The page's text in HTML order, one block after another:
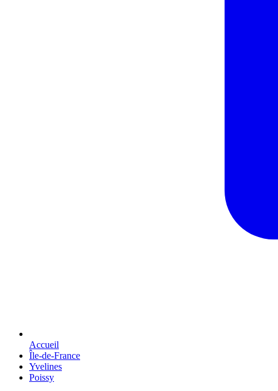
Accueil
Île-de-France
Yvelines
Poissy